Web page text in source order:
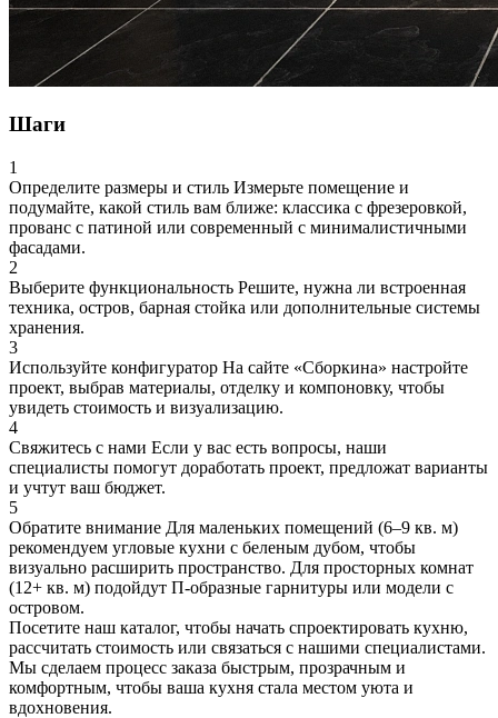
Шаги
1
Определите размеры и стиль Измерьте помещение и
подумайте, какой стиль вам ближе: классика с фрезеровкой,
прованс с патиной или современный с минималистичными
фасадами.
2
Выберите функциональность Решите, нужна ли встроенная
техника, остров, барная стойка или дополнительные системы
хранения.
3
Используйте конфигуратор На сайте «Сборкина» настройте
проект, выбрав материалы, отделку и компоновку, чтобы
увидеть стоимость и визуализацию.
4
Свяжитесь с нами Если у вас есть вопросы, наши
специалисты помогут доработать проект, предложат варианты
и учтут ваш бюджет.
5
Обратите внимание Для маленьких помещений (6–9 кв. м)
рекомендуем угловые кухни с беленым дубом, чтобы
визуально расширить пространство. Для просторных комнат
(12+ кв. м) подойдут П-образные гарнитуры или модели с
островом.
Посетите наш каталог, чтобы начать спроектировать кухню,
рассчитать стоимость или связаться с нашими специалистами.
Мы сделаем процесс заказа быстрым, прозрачным и
комфортным, чтобы ваша кухня стала местом уюта и
вдохновения.